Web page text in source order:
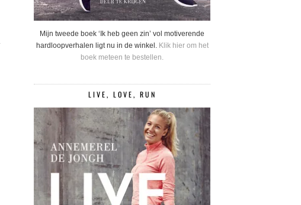
Mijn tweede boek ‘Ik heb geen zin’ vol motiverende
hardloopverhalen ligt nu in de winkel. Klik hier om het
boek meteen te bestellen.
LIVE, LOVE, RUN